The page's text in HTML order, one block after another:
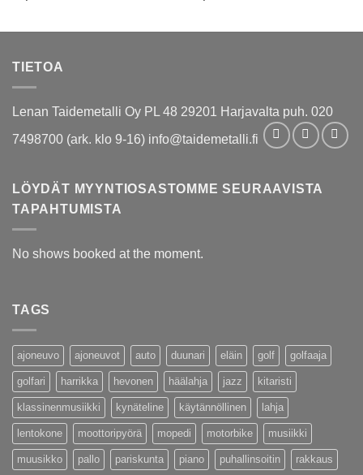
TIETOA
Lenan Taidemetalli Oy PL 48 29201 Harjavalta puh. 020
7498700 (ark. klo 9-16) info@taidemetalli.fi
LÖYDÄT MYYNTIOSASTOMME SEURAAVISTA
TAPAHTUMISTA
No shows booked at the moment.
TAGS
ajoneuvo ajoneuvot auto duunari eläin golf golfaaja
golfari harrikka hevonen häälahja jazz kitaristi
klassinenmusiikki kynäteline käytännöllinen lahja
lentokone moottoripyörä mopedi motorbike musiikki
muusikko pallo pariskunta piano puhallinsoitin rakkaus